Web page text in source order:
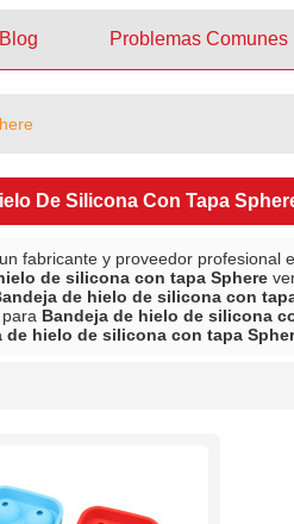
Blog Problemas Comunes
De Silicona Con Tapa
fabricante y proveedor profesional
de silicona con tapa Sphere
de hielo de silicona con
Bandeja de hielo de silicona
de hielo de silicona con tapa